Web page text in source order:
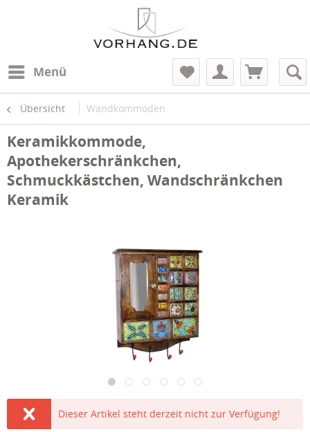
Menü
Übersicht Wandkommoden
Keramikkommode,
Apothekerschränkchen,
Schmuckkästchen, Wandschränkchen
Keramik
Dieser Artikel steht derzeit nicht zur Verfügung!